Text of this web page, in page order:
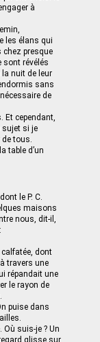
à
les élans qui
chez presque
sont révélés
la nuit de leur
sans
de
Et cependant,
sujet si je
de tous.
table d’un
le P. C.
maisons
nous, dit-il,
calfatée, dont
travers une
répandait une
le rayon de
puise dans
Où suis-je ? Un
glisse sur